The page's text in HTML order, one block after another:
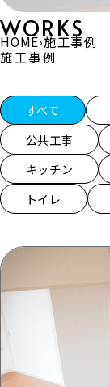
WORKS
施工事例
HOME›施工事例
施工事例一覧
すべて
公共工事
キッチン
トイレ